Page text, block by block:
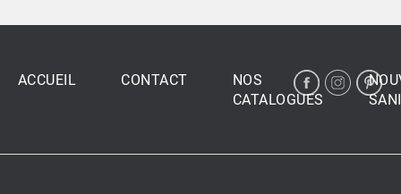
ACCUEIL CONTACT
NOS
CATALOGUES